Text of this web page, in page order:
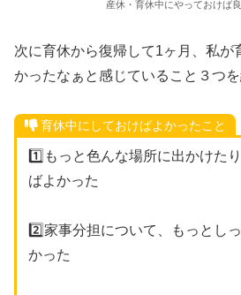
産休・育休中にやっておけば
次に育休から復帰して1ヶ月、私が
かったなぁと感じていること３つを
育休中にしておけばよかったこと
1️⃣もっと色んな場所に出かけた
ばよかった
2️⃣家事分担について、もっとし
かった